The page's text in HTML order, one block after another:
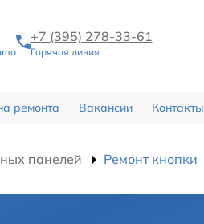
+7 (395) 278-33-61
Горячая линия
ремонта Вакансии Контакты
панелей Ремонт кнопки